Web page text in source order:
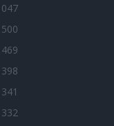
500
469
398
341
332